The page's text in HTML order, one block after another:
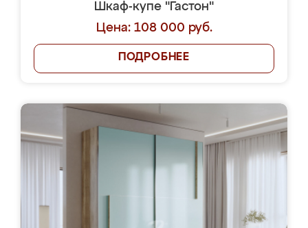
Шкаф-купе "Гастон"
Цена: 108 000 руб.
ПОДРОБНЕЕ